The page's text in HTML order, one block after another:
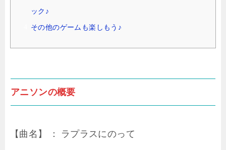
ック♪
その他のゲームも楽しもう♪
アニソンの概要
【曲名】 ： ラプラスにのって